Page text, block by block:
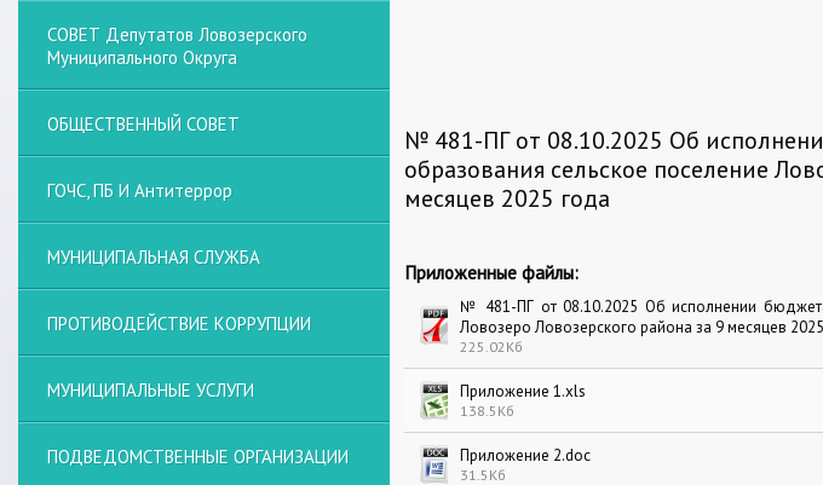
№ 481-ПГ от 08.10.2025 Об
образования сельское поселение
месяцев 2025 года
Приложенные файлы:
№ 481-ПГ от 08.10.2025 Об исполнении
Ловозеро Ловозерского района за 9 месяцев
225.02Кб
Приложение 1.xls
138.5Кб
Приложение 2.doc
31.5Кб
СОВЕТ Депутатов Ловозерского
Муниципального Округа
ОБЩЕСТВЕННЫЙ СОВЕТ
ГОЧС, ПБ И Антитеррор
МУНИЦИПАЛЬНАЯ СЛУЖБА
ПРОТИВОДЕЙСТВИЕ КОРРУПЦИИ
МУНИЦИПАЛЬНЫЕ УСЛУГИ
ПОДВЕДОМСТВЕННЫЕ ОРГАНИЗАЦИИ